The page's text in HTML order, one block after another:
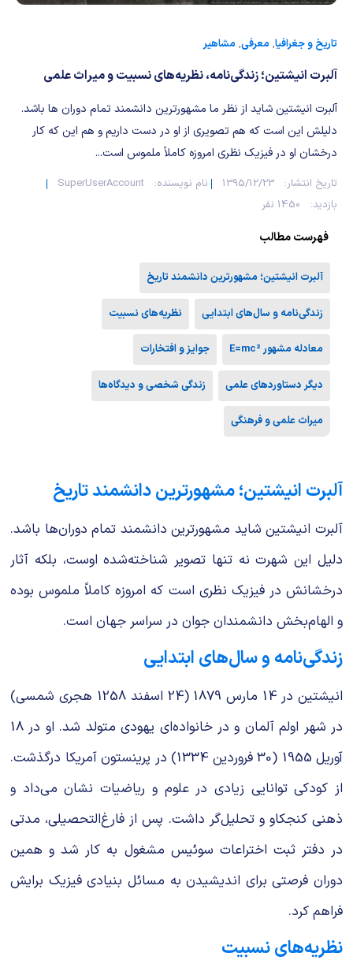
تاریخ و جغرافیا,معرفی,مشاهیر
آلبرت انیشتین؛ زندگی‌نامه، نظریه‌های نسبیت و میراث علمی
آلبرت انیشتین شاید از نظر ما مشهورترین دانشمند تمام دوران ها باشد.
دلیلش این است که هم تصویری از او در دست داریم و هم این که کار
درخشان او در فیزیک نظری امروزه کاملاً ملموس است...
تاریخ انتشار: 1395/12/23 نام نویسنده:
SuperUserAccount
بازدید:
1450 نفر
فهرست مطالب
آلبرت انیشتین؛ مشهورترین دانشمند تاریخ
زندگی‌نامه و سال‌های ابتدایی نظریه‌های نسبیت
معادله مشهور E=mc² جوایز و افتخارات
دیگر دستاوردهای علمی زندگی شخصی و دیدگاه‌ها
میراث علمی و فرهنگی
آلبرت انیشتین؛ مشهورترین دانشمند تاریخ
آلبرت انیشتین شاید مشهورترین دانشمند تمام دوران‌ها باشد.
دلیل این شهرت نه تنها تصویر شناخته‌شده اوست، بلکه آثار
درخشانش در فیزیک نظری است که امروزه کاملاً ملموس بوده
و الهام‌بخش دانشمندان جوان در سراسر جهان است.
زندگی‌نامه و سال‌های ابتدایی
انیشتین در 14 مارس 1879 (24 اسفند 1258 هجری شمسی)
در شهر اولم آلمان و در خانواده‌ای یهودی متولد شد. او در 18
آوریل 1955 (30 فروردین 1334) در پرینستون آمریکا درگذشت.
از کودکی توانایی زیادی در علوم و ریاضیات نشان می‌داد و
ذهنی کنجکاو و تحلیل‌گر داشت. پس از فارغ‌التحصیلی، مدتی
در دفتر ثبت اختراعات سوئیس مشغول به کار شد و همین
دوران فرصتی برای اندیشیدن به مسائل بنیادی فیزیک برایش
فراهم کرد.
نظریه‌های نسبیت
صلاح های شیمیایی
مطالب جالب شیمی
بمب های شیمیایی
شیمی عمومی
شیمی سبز
روانپزشکی
طب سنتی
گیاهان دارویی